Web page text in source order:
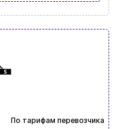
По тарифам перевозчика